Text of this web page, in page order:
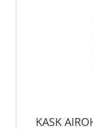
KASK